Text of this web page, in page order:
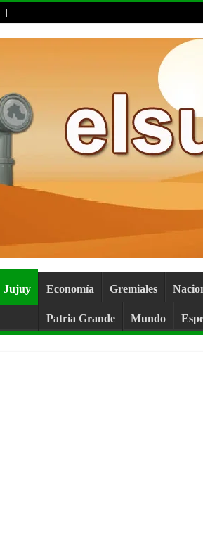
Jujuy Economía Gremiales
Patria Grande Mundo